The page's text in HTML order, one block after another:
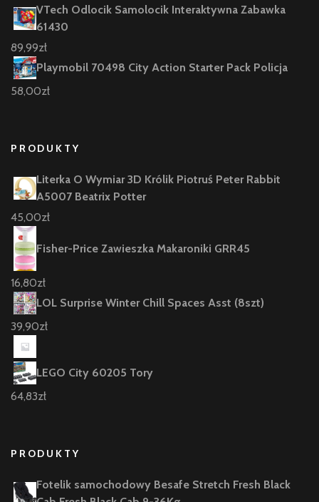
VTech Odlocik Samolocik Interaktywna Zabawka
61430
89,99zł
Playmobil 70498 City Action Starter Pack Policja
58,00zł
PRODUKTY
Literka O Wymiar 3D Królik Piotruś Peter Rabbit
A5007 Beatrix Potter
45,00zł
Fisher-Price Zawieszka Makaroniki GRR45
16,80zł
LOL Surprise Winter Chill Spaces Asst (8szt)
39,90zł
LEGO City 60205 Tory
64,83zł
PRODUKTY
Fotelik samochodowy Besafe Stretch Fresh Black